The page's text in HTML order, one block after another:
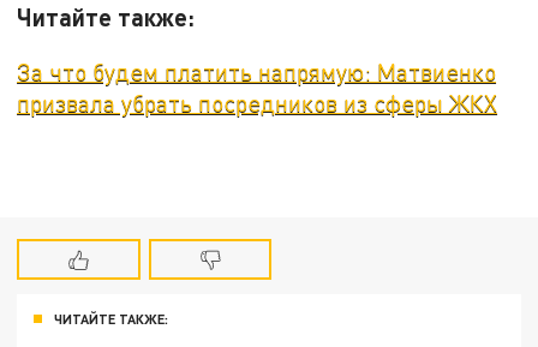
Читайте также:
За что будем платить напрямую: Матвиенко
призвала убрать посредников из сферы ЖКХ
ЧИТАЙТЕ ТАКЖЕ: